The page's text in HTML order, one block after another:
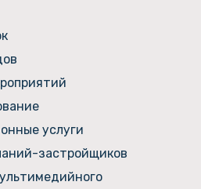
услуги
застройщиков